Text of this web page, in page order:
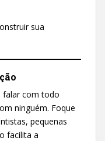
sua
falar com todo
ninguém. Foque
pequenas
facilita a